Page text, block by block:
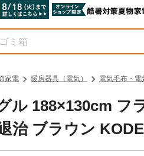
家電 暖房器具（電気） 電気毛布・電
ル 188×130cm フ
治 ブラウン